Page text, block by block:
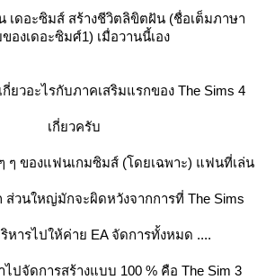
เดอะซิมส์ สร้างชีวิตลิขิตฝัน (ชื่อเต็มภาษา
องเดอะซิมศ์1) เมื่อวานนี้เอง
ยวอะไรกับภาคเสริมแรกของ The Sims 4
เกี่ยวครับ
ๆ ของแฟนเกมซิมส์ (โดยเฉพาะ) แฟนที่เล่น
วนใหญ่มักจะผิดหวังจากการที่ The Sims
หารไปให้ค่าย EA จัดการทั้งหมด ....
ปจัดการสร้างแบบ 100 % คือ The Sim 3